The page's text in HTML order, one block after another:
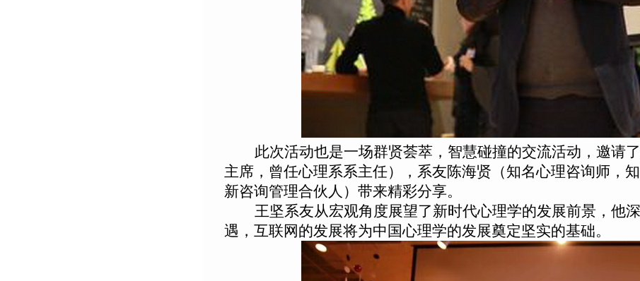
此次活动也是一场群贤荟萃，智慧碰撞的交流活动，邀请
主席，曾任心理系系主任），系友陈海贤（知名心理咨询师，
新咨询管理合伙人）带来精彩分享。
王坚系友从宏观角度展望了新时代心理学的发展前景，他
遇，互联网的发展将为中国心理学的发展奠定坚实的基础。